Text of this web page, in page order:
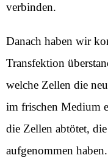
verbinden.
Danach haben wir
Transfektion
welche Zellen die
im frischen Medium
die Zellen abtötet,
aufgenommen